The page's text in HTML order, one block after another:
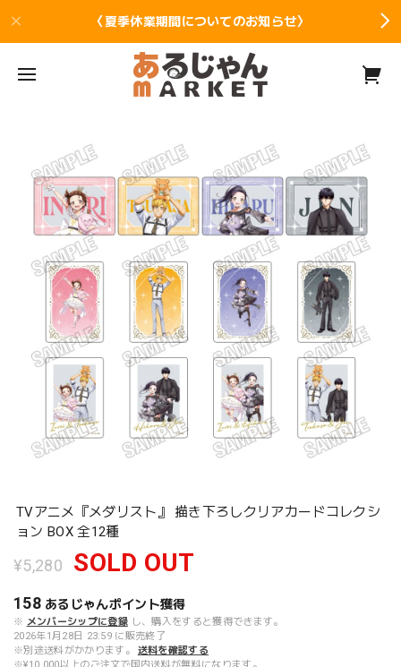
〈夏季休業期間についてのお知らせ〉
TVアニメ『メダリスト』 描き下ろしクリアカードコレクシ
ョン BOX 全12種
¥5,280 SOLD OUT
158 あるじゃんポイント獲得
※ メンバーシップに登録 し、購入をすると獲得できます。
2026年1月28日 23:59 に販売終了
※別途送料がかかります。
送料を確認する